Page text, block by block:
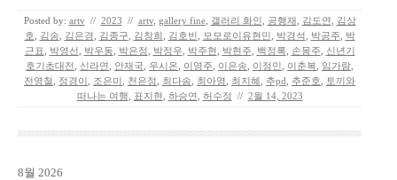
Posted by: artv // 2023 // artv, gallery fine, 갤러리 화인 공행재 김도연
김상
호
김송 김은경 김종구 김창희 김호빈 모모로이유현민 박경석 박공주
박
근표
박영선 박우동 박은정 박정우 박주현 박현주 백정록 손몽주
신년기
호기초대전
신라연 안재국 우시온 이영주 이은송 이정민 이춘복 임가람
전영철
정경이 조은미 천은정 최다솜 최아영 최지혜 추pd 추준호
토끼와
떠나는 여행
표지현 하승연 허수정 // 2월 14, 2023
8월 2026